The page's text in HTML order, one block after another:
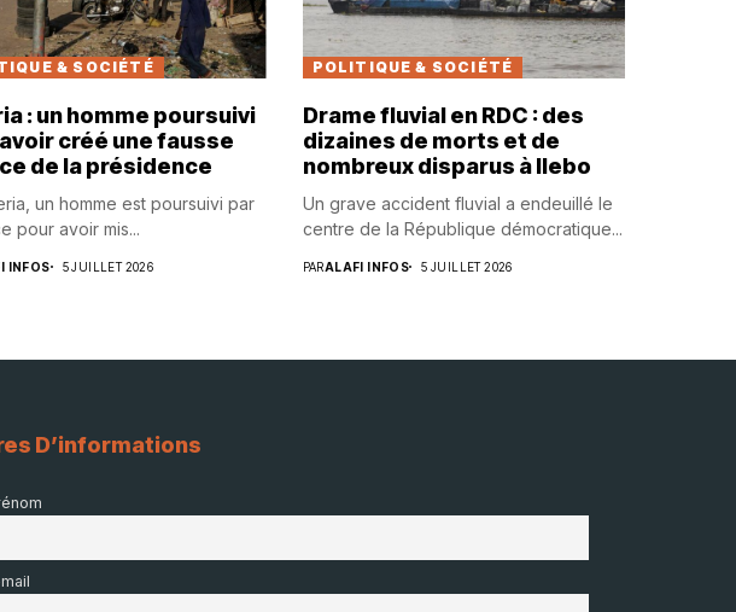
& SOCIÉTÉ
: un homme poursuivi
créé une fausse
de la présidence
un homme est poursuivi par
pour avoir mis...
INFOS 5 JUILLET 2026
POLITIQUE & SOCIÉTÉ
Drame fluvial en RDC : des
dizaines de morts et de
nombreux disparus à Ilebo
Un grave accident fluvial a endeuillé le
centre de la République démocratique...
PARALAFI INFOS 5 JUILLET 2026
D’informations